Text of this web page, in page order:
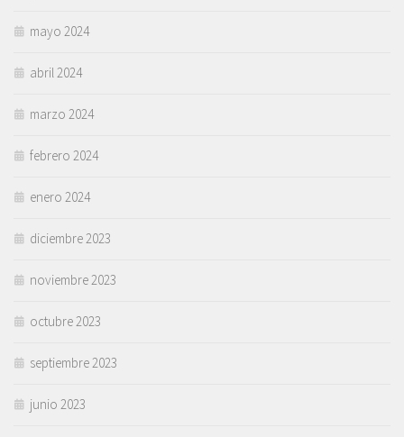
mayo 2024
abril 2024
marzo 2024
febrero 2024
enero 2024
diciembre 2023
noviembre 2023
octubre 2023
septiembre 2023
junio 2023